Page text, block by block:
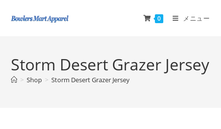
0 メニュー
Storm Desert Grazer Jersey
> Shop > Storm Desert Grazer Jersey